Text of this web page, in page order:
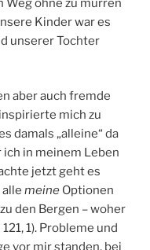
Weg ohne zu murren
Kinder war es
unserer Tochter
aber auch fremde
mich zu
damals „alleine“ da
in meinem Leben
jetzt geht es
meine Optionen
den Bergen – woher
1). Probleme und